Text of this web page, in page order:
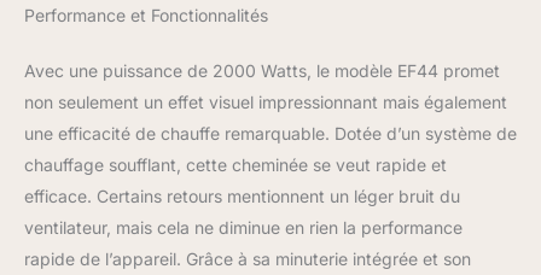
protection contre la
fenêtre ouverte
Dimensions : unité de
cheminée : 448 x 596 x
130 mm (H x L x P),
fenêtre de cheminée :
440 x 580 mm (H x L),
poids : 7,3 ; habillage de
cheminée : 647 x 783 x
230 mm (H x L x P),
Performance et Fonctionnalités
Avec une puissance de 2000 Watts, le modèle EF44 promet
non seulement un effet visuel impressionnant mais également
une efficacité de chauffe remarquable. Dotée d’un système de
chauffage soufflant, cette cheminée se veut rapide et
efficace. Certains retours mentionnent un léger bruit du
ventilateur, mais cela ne diminue en rien la performance
rapide de l’appareil. Grâce à sa minuterie intégrée et son